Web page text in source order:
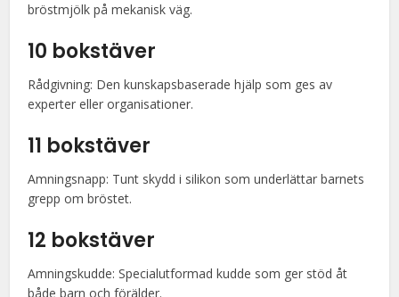
bröstmjölk på mekanisk väg.
10 bokstäver
Rådgivning: Den kunskapsbaserade hjälp som ges av
experter eller organisationer.
11 bokstäver
Amningsnapp: Tunt skydd i silikon som underlättar barnets
grepp om bröstet.
12 bokstäver
Amningskudde: Specialutformad kudde som ger stöd åt
både barn och förälder.